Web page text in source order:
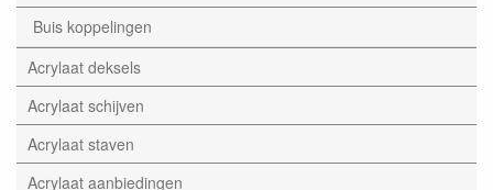
Buis koppelingen
Acrylaat deksels
Acrylaat schijven
Acrylaat staven
Acrylaat aanbiedingen